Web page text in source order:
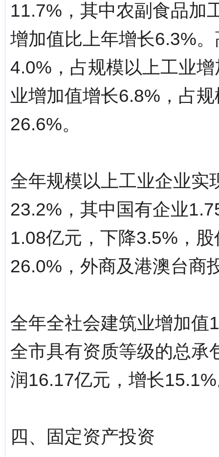
11.7%，其中农副食品加
增加值比上年增长6.3%
4.0%，占规模以上工业
业增加值增长6.8%，占
26.6%。
全年规模以上工业企业实
23.2%，其中国有企业
1.08亿元，下降3.5%，
26.0%，外商及港澳台商
全年全社会建筑业增加值
全市具有资质等级的总承
润16.17亿元，增长
四、固定资产投资